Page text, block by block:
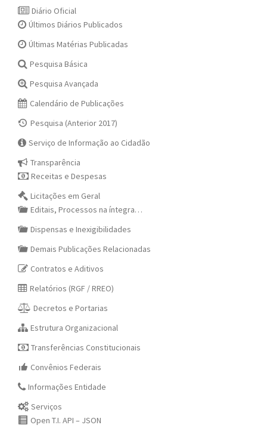
Diário Oficial
Últimos Diários Publicados
Últimas Matérias Publicadas
Pesquisa Básica
Pesquisa Avançada
Calendário de Publicações
Pesquisa (Anterior 2017)
Serviço de Informação ao Cidadão
Transparência
Receitas e Despesas
Licitações em Geral
Editais, Processos na íntegra…
Dispensas e Inexigibilidades
Demais Publicações Relacionadas
Contratos e Aditivos
Relatórios (RGF / RREO)
Decretos e Portarias
Estrutura Organizacional
Transferências Constitucionais
Convênios Federais
Informações Entidade
Serviços
Open T.I. API – JSON